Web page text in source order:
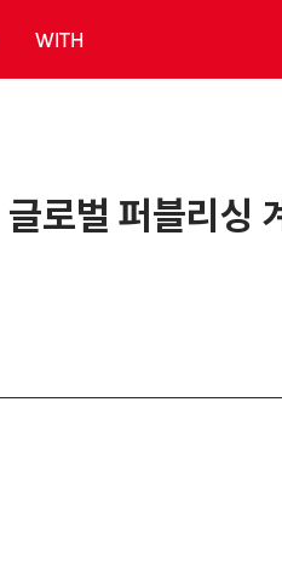
WITH
로벌 퍼블리싱